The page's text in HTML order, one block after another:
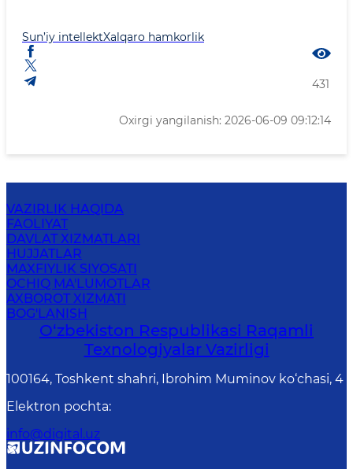
Sun’iy intellektXalqaro hamkorlik
431
Oxirgi yangilanish: 2026-06-09 09:12:14
VAZIRLIK HAQIDA
FAOLIYAT
DAVLAT XIZMATLARI
HUJJATLAR
MAXFIYLIK SIYOSATI
OCHIQ MA'LUMOTLAR
AXBOROT XIZMATI
BOG'LANISH
O‘zbekiston Respublikasi Raqamli
Texnologiyalar Vazirligi
100164, Toshkent shahri, Ibrohim Muminov ko‘chasi, 4
Elektron pochta:
info@digital.uz